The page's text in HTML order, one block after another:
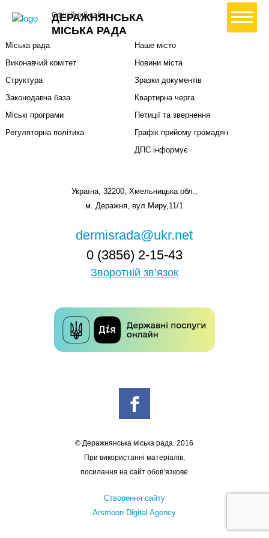
ДЕРАЖНЯНСЬКА
МІСЬКА РАДА
Офіційний сайт+ Створити петицію
Міський голова
Міська рада
Виконавчий комітет
Структура
Законодавча база
Міські програми
Регуляторна політика
Наше місто
Новини міста
Зразки документів
Квартирна черга
Петиції та звернення
Графік прийому громадян
ДПС інформує
Україна, 32200, Хмельницька обл.,
м. Деражня, вул.Миру,11/1
dermisrada@ukr.net
0 (3856) 2-15-43
Зворотній зв’язок
© Деражнянська міська рада. 2016
При використанні матеріалів,
посилання на сайт обов’язкове
Створення сайту
Arsmoon Digital Agency